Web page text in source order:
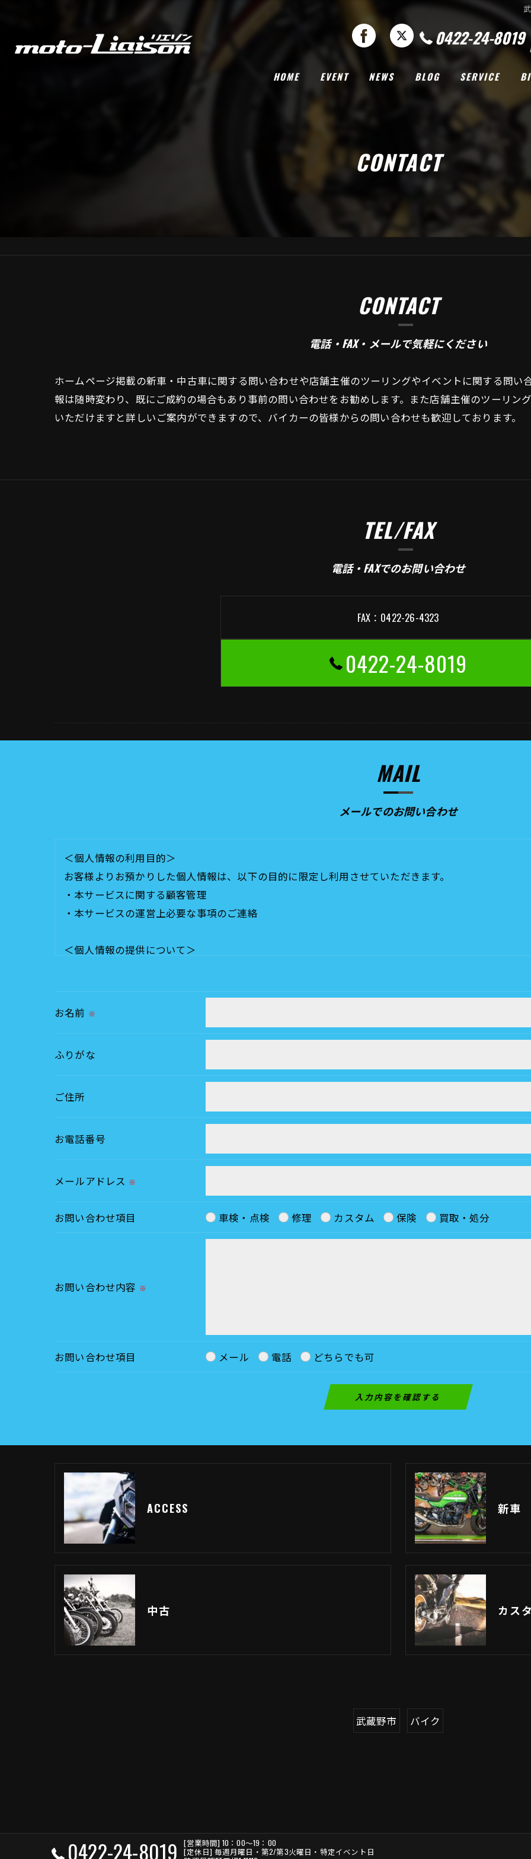
0422-24-8019
HOME EVENT NEWS BLOG SERVICE
CONTACT
電話・FAX・メールで気軽にください
CONTACT
ホームページ掲載の新車・中古車に関する問い合わせや店舗主催のツーリングやイベントに関する問い
報は随時変わり、既にご成約の場合もあり事前の問い合わせをお勧めします。また店舗主催のツーリン
いただけますと詳しいご案内ができますので、バイカーの皆様からの問い合わせも歓迎しております。
電話・FAXでのお問い合わせ
TEL/FAX
FAX：0422-26-4323
0422-24-8019
メールでのお問い合わせ
MAIL
＜個人情報の利用目的＞
お客様よりお預かりした個人情報は、以下の目的に限定し利用させていただきます。
・本サービスに関する顧客管理
・本サービスの運営上必要な事項のご連絡
＜個人情報の提供について＞
当社では、利用目的の達成に必要な範囲において、個人情報を外部に委託する場合があります。
これらの委託先に対しては個人情報保護契約等の措置をとり、適切な監督を行います。
＜個人情報の安全管理＞
当社では、個人情報の漏洩等がなされないよう、適切に安全管理対策を実施します。
＜個人情報を与えなかった場合に生じる結果＞
必要な情報を頂けない場合は、それに対応した当社のサービスをご提供できない場合がございますの
当社では、お客様の個人情報の開示･訂正･削除・利用停止の手続を定めさせて頂いております。
ご本人である事を確認のうえ、対応させて頂きます。
お名前 ※
ふりがな
ご住所
お電話番号
メールアドレス ※
お問い合わせ項目 車検・点検 修理 カスタム 保険 買取・処分
お問い合わせ内容 ※
お問い合わせ項目 メール 電話 どちらでも可
ACCESS 新車
中古 カス
武蔵野市 バイク
0422-24-8019 [営業時間] 10：00～19：00
[定休日] 毎週月曜日・第2/第3火曜日・特定イベント日